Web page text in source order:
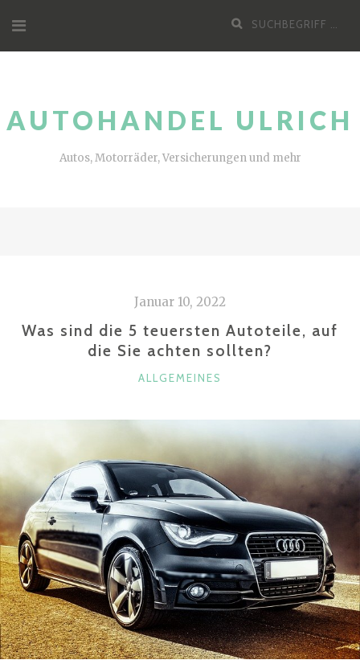
Inhalt
Suche
AUTOHANDEL ULRICH
Autos, Motorräder, Versicherungen und mehr
Januar 10, 2022
Was sind die 5 teuersten Autoteile, auf
die Sie achten sollten?
KATEGORIEN
ALLGEMEINES